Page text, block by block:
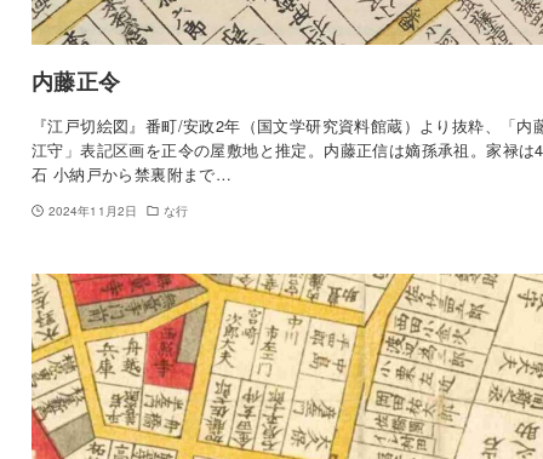
内藤正令
『江戸切絵図』番町/安政2年（国文学研究資料館蔵）より抜粋、「内
江守」表記区画を正令の屋敷地と推定。内藤正信は嫡孫承祖。家禄は
石 小納戸から禁裏附まで…
2024年11月2日 な行